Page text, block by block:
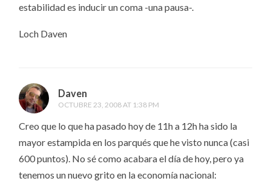
estabilidad es inducir un coma -una pausa-.
Loch Daven
Daven
OCTUBRE 23, 2008 AT 1:38 PM
Creo que lo que ha pasado hoy de 11h a 12h ha sido la
mayor estampida en los parqués que he visto nunca (casi
600 puntos). No sé como acabara el día de hoy, pero ya
tenemos un nuevo grito en la economía nacional: